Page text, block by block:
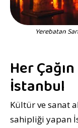
Yerebatan
Her
İstanbul
Kültür ve sanat
sahipliği yapan